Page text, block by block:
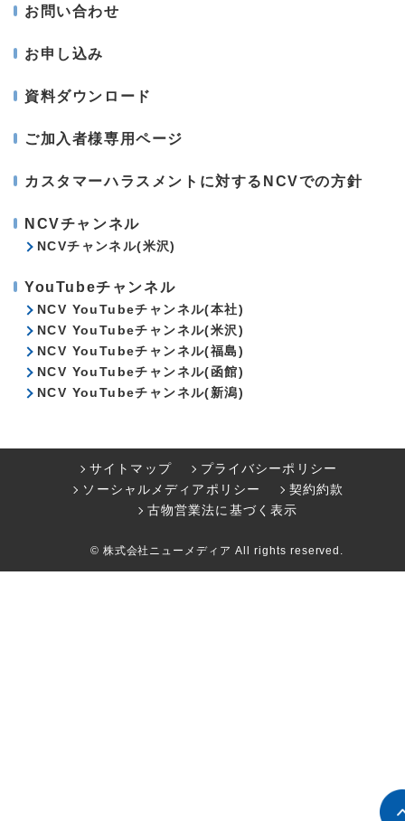
お問い合わせ
お申し込み
資料ダウンロード
ご加入者様専用ページ
カスタマーハラスメントに対するNCVでの方針
NCVチャンネル
NCVチャンネル(米沢)
YouTubeチャンネル
NCV YouTubeチャンネル(本社)
NCV YouTubeチャンネル(米沢)
NCV YouTubeチャンネル(福島)
NCV YouTubeチャンネル(函館)
NCV YouTubeチャンネル(新潟)
サイトマップ
プライバシーポリシー
ソーシャルメディアポリシー
契約約款
古物営業法に基づく表示
© 株式会社ニューメディア All rights reserved.